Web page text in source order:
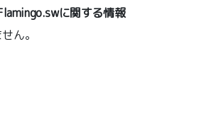
に関する情報
ん。